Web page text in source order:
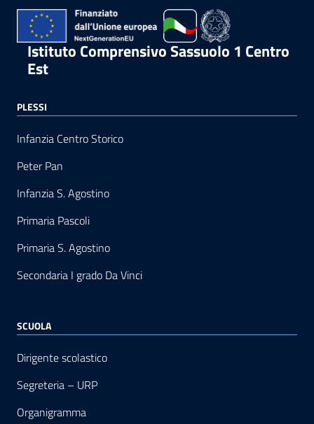
Istituto Comprensivo Sassuolo 1 Centro
Est
PLESSI
Infanzia Centro Storico
Peter Pan
Infanzia S. Agostino
Primaria Pascoli
Primaria S. Agostino
Secondaria I grado Da Vinci
SCUOLA
Dirigente scolastico
Segreteria – URP
Organigramma